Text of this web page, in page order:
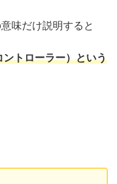
味だけ説明すると
トローラー）という